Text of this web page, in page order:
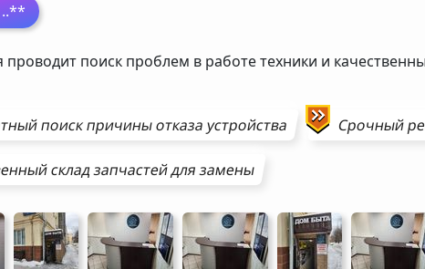
..**
проводит поиск проблем в работе техники и
поиск причины отказа устройства Срочный
склад запчастей для замены